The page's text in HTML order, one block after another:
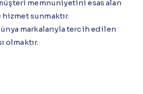
memnuniyetini esas alan
sunmaktır.
markalarıyla tercih edilen
olmaktır.